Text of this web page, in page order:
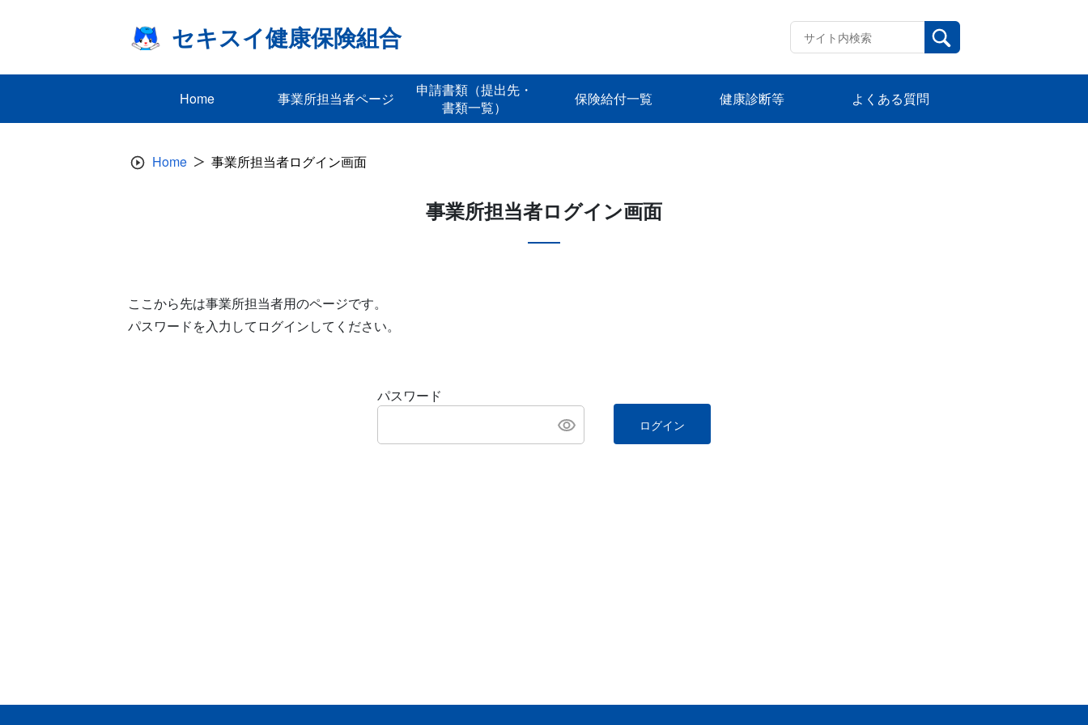
セキスイ健康保険組合
Home 事業所担当者ページ
申請書類（提出先・
書類一覧）
保険給付一覧 健康診断等 よくある質問
Home 事業所担当者ログイン画面
事業所担当者ログイン画面
ここから先は事業所担当者用のページです。
パスワードを入力してログインしてください。
パスワード
ログイン